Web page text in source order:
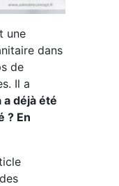
une
dans
de
Il a
déjà été
? En